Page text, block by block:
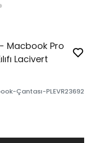
Macbook Pro
Lacivert
Çantası-PLEVR23692